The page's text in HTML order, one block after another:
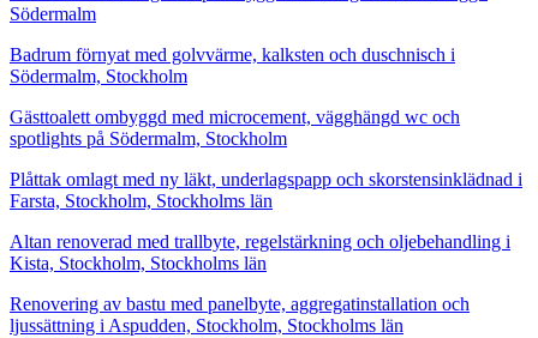
Södermalm
Badrum förnyat med golvvärme, kalksten och duschnisch i
Södermalm, Stockholm
Gästtoalett ombyggd med microcement, vägghängd wc och
spotlights på Södermalm, Stockholm
Plåttak omlagt med ny läkt, underlagspapp och skorstensinklädnad i
Farsta, Stockholm, Stockholms län
Altan renoverad med trallbyte, regelstärkning och oljebehandling i
Kista, Stockholm, Stockholms län
Renovering av bastu med panelbyte, aggregatinstallation och
ljussättning i Aspudden, Stockholm, Stockholms län